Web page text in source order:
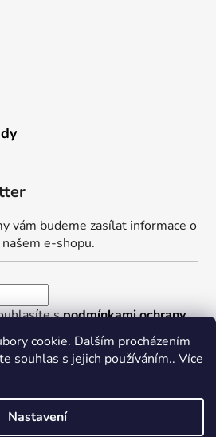
cookie. Dalším procházením
souhlas s jejich používáním.. Více
Nastavení
vám budeme zasílat informace o
e-shopu.
spodmínkami ochrany